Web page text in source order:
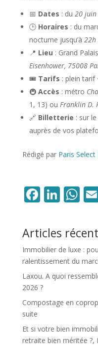
📅 Dates : du 20 juin
🕒 Horaires : du
nocturne jusqu’à 22h
📍 Lieu : Grand
Eisenhower, 75008
🎟️ Tarifs : plein tarif
🚇 Accès : métro
1, 13) ou Franklin D.
🔗 Billetterie : sur
auprès de vos
Rédigé par Paris
Articles
Immobilier de luxe :
ralentissement du
Laxou. A quoi
2026 ?
Compostage en
suite
Et si votre bien
retraite bien méritée ?,